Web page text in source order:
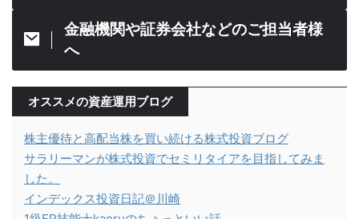
金融機関や証券会社などのご担当者様
へ
オススメの資産運用ブログ
株主優待と高配当株を買い続ける株式投資ブログ
サラリーマンが株式投資でセミリタイアを目指してみま
した。
インデックス投資日記＠川崎